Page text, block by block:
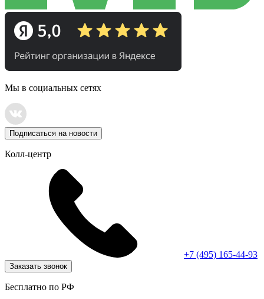
Мы в социальных сетях
Подписаться на новости
Колл-центр
+7 (495) 165-44-93
Заказать звонок
Бесплатно по РФ